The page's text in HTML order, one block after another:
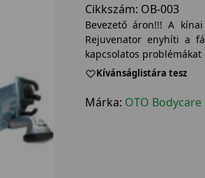
Cikkszám: OB-003
Bevezető áron!!! A
Rejuvenator enyhíti a
kapcsolatos
Kívánságlistára tesz
Márka: OTO Bodycare